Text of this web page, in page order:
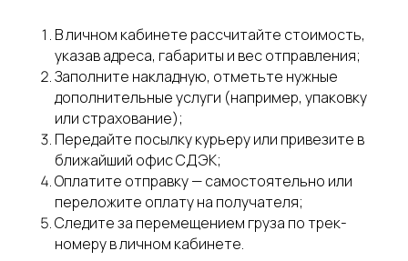
В личном кабинете рассчитайте стоимость,
указав адреса, габариты и вес отправления;
Заполните накладную, отметьте нужные
дополнительные услуги (например, упаковку
или страхование);
Передайте посылку курьеру или привезите в
ближайший офис СДЭК;
Оплатите отправку — самостоятельно или
переложите оплату на получателя;
Следите за перемещением груза по трек-
номеру в личном кабинете.